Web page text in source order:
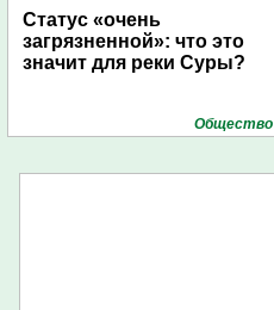
Статус «очень
загрязненной»: что это
значит для реки Суры?
Общество